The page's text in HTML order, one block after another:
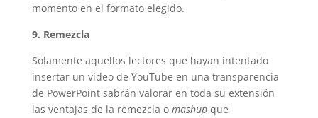
momento en el formato elegido.
9. Remezcla
Solamente aquellos lectores que hayan intentado
insertar un vídeo de YouTube en una transparencia
de PowerPoint sabrán valorar en toda su extensión
las ventajas de la remezcla o mashupque